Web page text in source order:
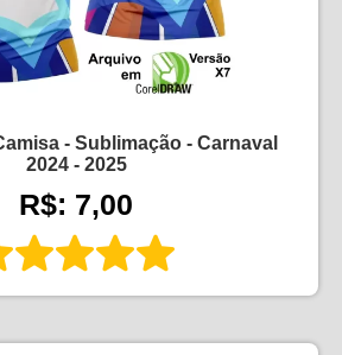
- Sublimação - Carnaval
2024 - 2025
R$: 7,00